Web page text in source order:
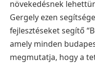
növekedésnek
Gergely ezen
fejlesztéseket segítő
amely minden
megmutatja, hogy a